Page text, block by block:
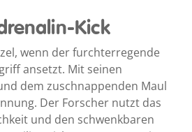
Kick
wenn der furchterregende
ansetzt. Mit seinen
dem zuschnappenden Maul
Der Forscher nutzt das
und den schwenkbaren